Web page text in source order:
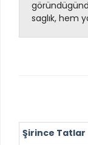
saglık, hem
Şirince Tatlar